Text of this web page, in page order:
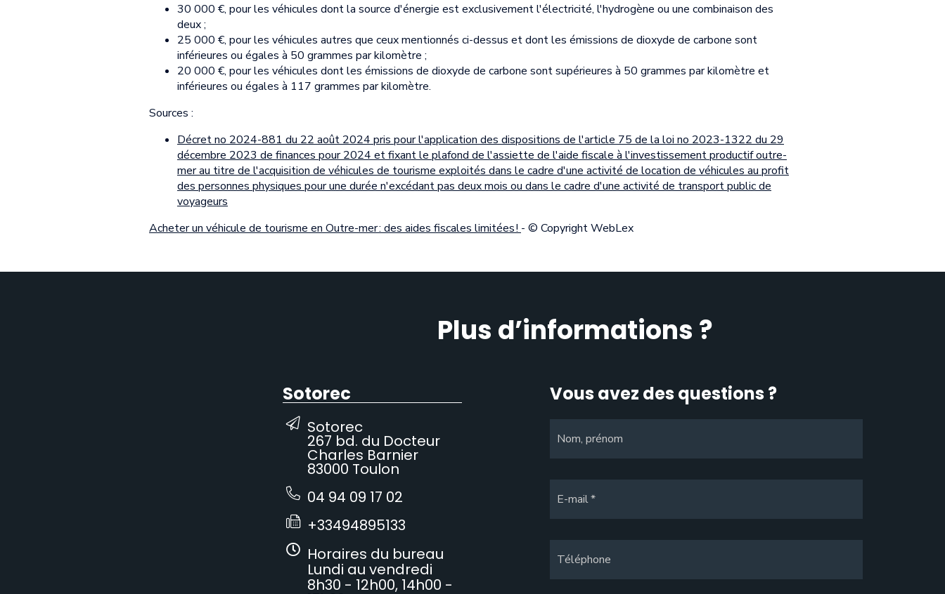
30 000 €, pour les véhicules dont la source d'énergie est exclusivement l'électricité, l'hydrogène ou une combinaison des
deux ;
25 000 €, pour les véhicules autres que ceux mentionnés ci-dessus et dont les émissions de dioxyde de carbone sont
inférieures ou égales à 50 grammes par kilomètre ;
20 000 €, pour les véhicules dont les émissions de dioxyde de carbone sont supérieures à 50 grammes par kilomètre et
inférieures ou égales à 117 grammes par kilomètre.
Sources :
Décret no 2024-881 du 22 août 2024 pris pour l'application des dispositions de l'article 75 de la loi no 2023-1322 du 29
décembre 2023 de finances pour 2024 et fixant le plafond de l'assiette de l'aide fiscale à l'investissement productif outre-
mer au titre de l'acquisition de véhicules de tourisme exploités dans le cadre d'une activité de location de véhicules au profit
des personnes physiques pour une durée n'excédant pas deux mois ou dans le cadre d'une activité de transport public de
voyageurs
Acheter un véhicule de tourisme en Outre-mer : des aides fiscales limitées ! - © Copyright WebLex
Plus d’informations ?
Sotorec
Sotorec
267 bd. du Docteur
Charles Barnier
83000 Toulon
04 94 09 17 02
+33494895133
Horaires du bureau
Lundi au vendredi
8h30 - 12h00, 14h00 -
Vous avez des questions ?
Nom, prénom
E-mail
Téléphone